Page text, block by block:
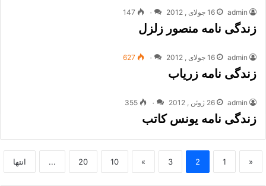
admin 16 جولای , 2012 ۰ 147
زندگی نامه منصور زلزل
admin 16 جولای , 2012 ۰ 627
زندگی نامه زریاب
admin 26 ژوئن , 2012 ۰ 355
زندگی نامه یونس کاتب
«
1
2
3
»
10
20
... انتها